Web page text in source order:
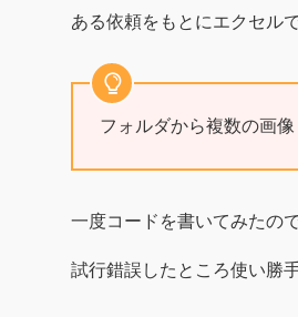
ある依頼をもとにエクセル
フォルダから複数の画
一度コードを書いてみたの
試行錯誤したところ使い勝